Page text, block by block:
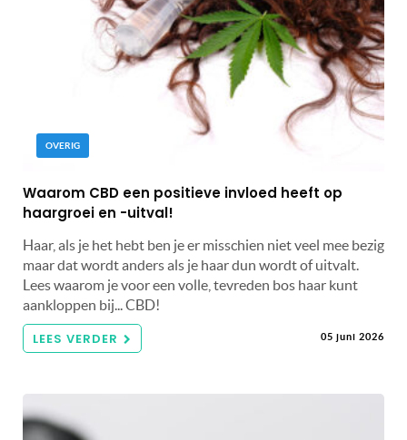
OVERIG
Waarom CBD een positieve invloed heeft op
haargroei en -uitval!
Haar, als je het hebt ben je er misschien niet veel mee bezig
maar dat wordt anders als je haar dun wordt of uitvalt.
Lees waarom je voor een volle, tevreden bos haar kunt
aankloppen bij... CBD!
LEES VERDER 05 juni 2026